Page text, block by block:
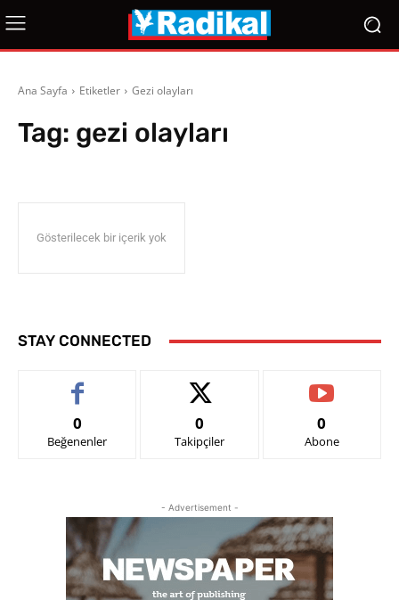
Ana Sayfa Etiketler Gezi olayları
Tag: gezi olayları
Gösterilecek bir içerik yok
STAY CONNECTED
0
Beğenenler
0
Takipçiler
0
Abone
- Advertisement -